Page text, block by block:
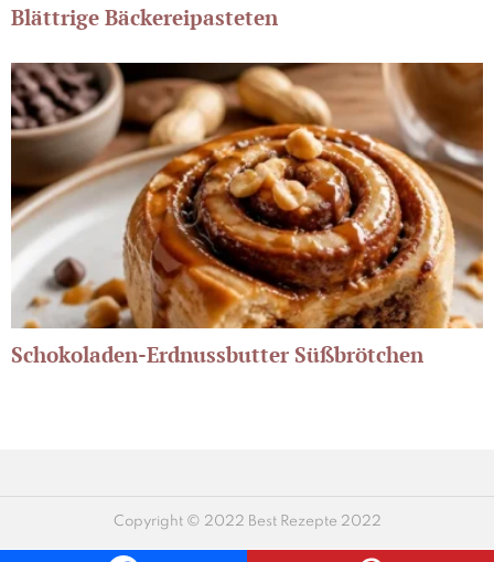
Blättrige Bäckereipasteten
Schokoladen-Erdnussbutter Süßbrötchen
Copyright © 2022 Best Rezepte 2022